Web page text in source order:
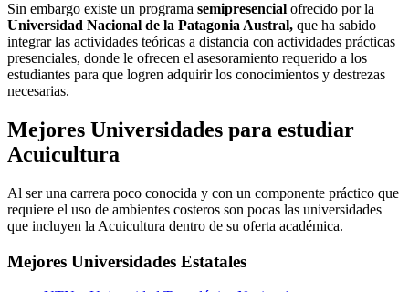
Sin embargo existe un programa semipresencial ofrecido por la
Universidad Nacional de la Patagonia Austral, que ha sabido
integrar las actividades teóricas a distancia con actividades prácticas
presenciales, donde le ofrecen el asesoramiento requerido a los
estudiantes para que logren adquirir los conocimientos y destrezas
necesarias.
Mejores Universidades para estudiar
Acuicultura
Al ser una carrera poco conocida y con un componente práctico que
requiere el uso de ambientes costeros son pocas las universidades
que incluyen la Acuicultura dentro de su oferta académica.
Mejores Universidades Estatales